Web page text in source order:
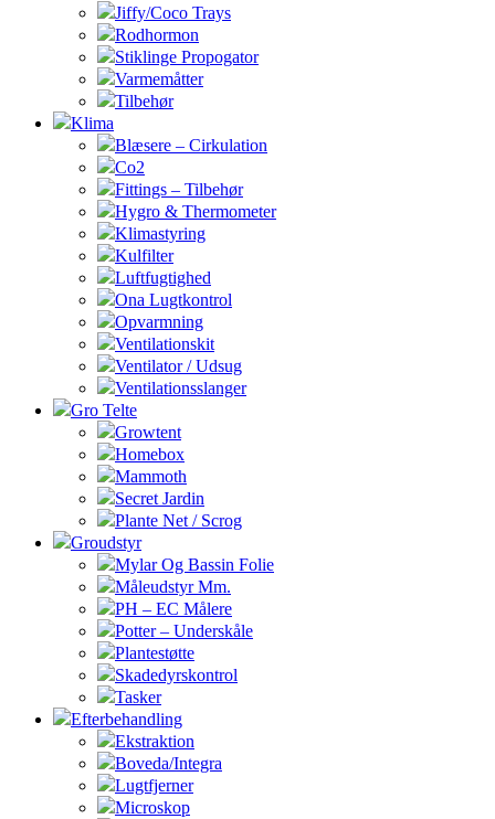
Jiffy/Coco Trays
Rodhormon
Stiklinge Propogator
Varmemåtter
Tilbehør
Klima
Blæsere – Cirkulation
Co2
Fittings – Tilbehør
Hygro & Thermometer
Klimastyring
Kulfilter
Luftfugtighed
Ona Lugtkontrol
Opvarmning
Ventilationskit
Ventilator / Udsug
Ventilationsslanger
Gro Telte
Growtent
Homebox
Mammoth
Secret Jardin
Plante Net / Scrog
Groudstyr
Mylar Og Bassin Folie
Måleudstyr Mm.
PH – EC Målere
Potter – Underskåle
Plantestøtte
Skadedyrskontrol
Tasker
Efterbehandling
Ekstraktion
Boveda/Integra
Lugtfjerner
Microskop